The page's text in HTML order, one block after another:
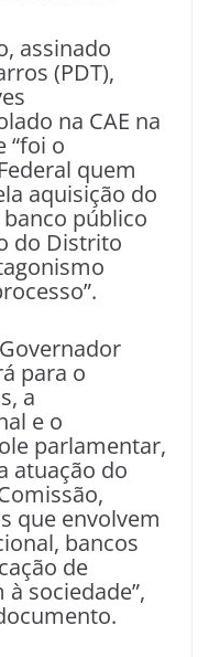
assinado
(PDT),
na CAE na
“foi o
quem
aquisição do
banco público
do Distrito
para o
a
e o
parlamentar,
atuação do
que envolvem
bancos
de
sociedade”,